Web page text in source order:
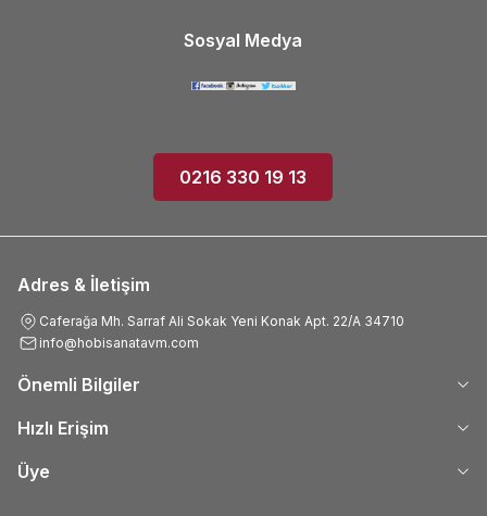
Sosyal Medya
0216 330 19 13
Adres & İletişim
Caferağa Mh. Sarraf Ali Sokak Yeni Konak Apt. 22/A 34710
info@hobisanatavm.com
Önemli Bilgiler
Hızlı Erişim
Üye